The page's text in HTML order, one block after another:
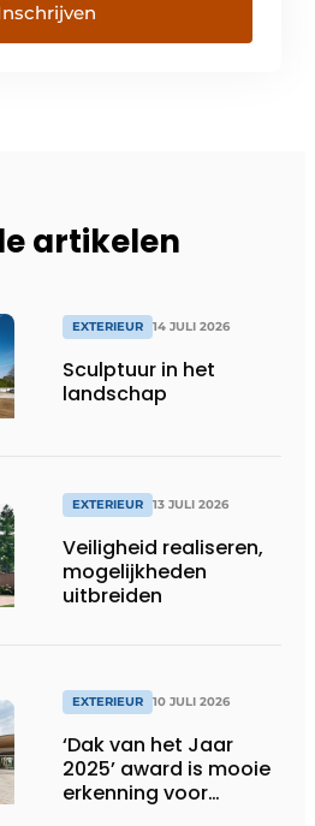
artikelen
EXTERIEUR 14 JULI 2026
Sculptuur in het
landschap
EXTERIEUR 13 JULI 2026
Veiligheid realiseren,
mogelijkheden
uitbreiden
EXTERIEUR 10 JULI 2026
‘Dak van het Jaar
2025’ award is mooie
erkenning voor